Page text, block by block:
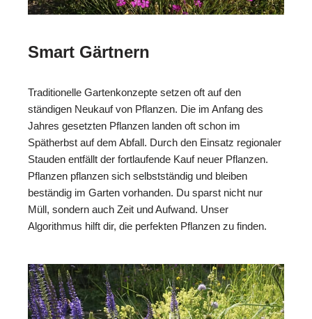
Smart Gärtnern
Traditionelle Gartenkonzepte setzen oft auf den
ständigen Neukauf von Pflanzen. Die im Anfang des
Jahres gesetzten Pflanzen landen oft schon im
Spätherbst auf dem Abfall. Durch den Einsatz regionaler
Stauden entfällt der fortlaufende Kauf neuer Pflanzen.
Pflanzen pflanzen sich selbstständig und bleiben
beständig im Garten vorhanden. Du sparst nicht nur
Müll, sondern auch Zeit und Aufwand. Unser
Algorithmus hilft dir, die perfekten Pflanzen zu finden.